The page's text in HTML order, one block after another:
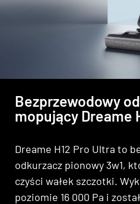
Bezprzewodowy
mopujący Dreame
Dreame H12 Pro Ultra to
odkurzacz pionowy 3w1,
czyści wałek szczotki.
poziomie 16 000 Pa i